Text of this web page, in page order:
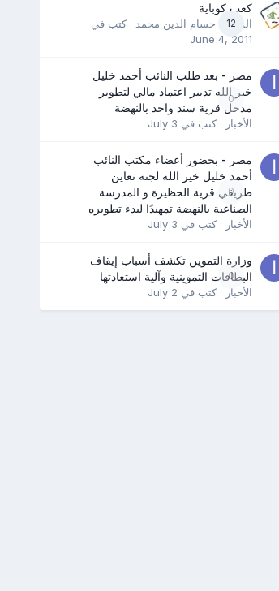
12
كعب كوباية
المدرب حسام الدين محمد · كتب في
June 4, 2011
0
مصر - بعد طلب النائب أحمد خليل
خير الله تدبير اعتماد مالي لتطوير
مدخل قرية سند واحد بالنهضة
الأخبار · كتب في July 3
0
مصر - بحضور أعضاء مكتب النائب
أحمد خليل خير الله لجنة تعاين
طريقي قرية الحظيرة و المدرسة
الصناعية بالنهضة تمهيدًا لبدء تطويره
الأخبار · كتب في July 3
0
وزارة التموين تكشف أسباب إيقاف
البطاقات التموينية وآلية استعادتها
الأخبار · كتب في July 2